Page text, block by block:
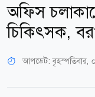
অফিস
চিকিৎসক,
আপডেট: